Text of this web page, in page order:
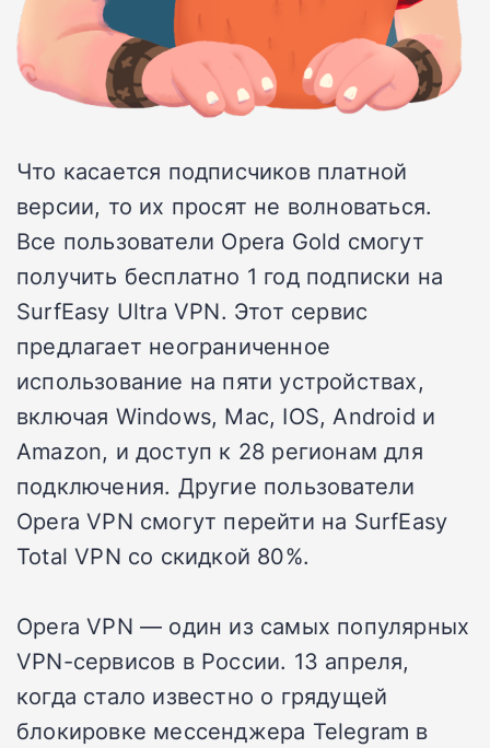
Что касается подписчиков платной
версии, то их просят не волноваться.
Все пользователи Opera Gold смогут
получить бесплатно 1 год подписки на
SurfEasy Ultra VPN. Этот сервис
предлагает неограниченное
использование на пяти устройствах,
включая Windows, Mac, IOS, Android и
Amazon, и доступ к 28 регионам для
подключения. Другие пользователи
Opera VPN смогут перейти на SurfEasy
Total VPN со скидкой 80%.
Opera VPN — один из самых популярных
VPN-сервисов в России. 13 апреля,
когда стало известно о грядущей
блокировке мессенджера Telegram в